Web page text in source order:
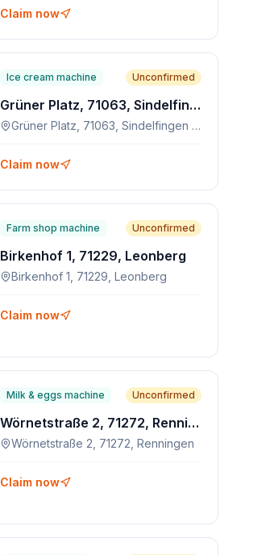
Claim now
Ice cream machine Unconfirmed
Grüner Platz, 71063, Sindelfingen (Stadt)
Grüner Platz, 71063, Sindelfingen (Stadt)
Claim now
Farm shop machine Unconfirmed
Birkenhof 1, 71229, Leonberg
Birkenhof 1, 71229, Leonberg
Claim now
Milk & eggs machine Unconfirmed
Wörnetstraße 2, 71272, Renningen
Wörnetstraße 2, 71272, Renningen
Claim now